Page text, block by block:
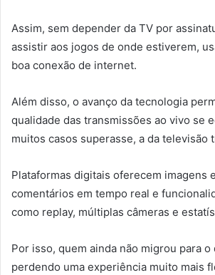
Assim, sem depender da TV por
assistir aos jogos de onde estiverem,
boa conexão de internet.
Além disso, o avanço da tecnologia
qualidade das transmissões ao vivo se
muitos casos superasse, a da televisão
Plataformas digitais oferecem imagens
comentários em tempo real e
como replay, múltiplas câmeras e
Por isso, quem ainda não migrou para
perdendo uma experiência muito mais